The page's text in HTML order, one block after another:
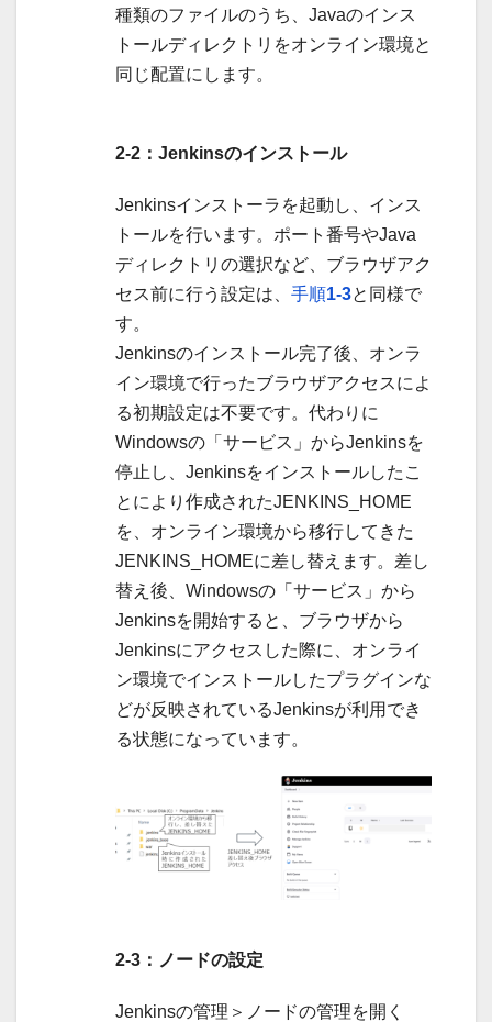
種類のファイルのうち、Javaのインス
トールディレクトリをオンライン環境と
同じ配置にします。
2-2：Jenkinsのインストール
Jenkinsインストーラを起動し、インス
トールを行います。ポート番号やJava
ディレクトリの選択など、ブラウザアク
セス前に行う設定は、 手順1-3と同様で
す。
Jenkinsのインストール完了後、オンラ
イン環境で行ったブラウザアクセスによ
る初期設定は不要です。代わりに
Windowsの「サービス」からJenkinsを
停止し、Jenkinsをインストールしたこ
とにより作成されたJENKINS_HOME
を、オンライン環境から移行してきた
JENKINS_HOMEに差し替えます。差し
替え後、Windowsの「サービス」から
Jenkinsを開始すると、ブラウザから
Jenkinsにアクセスした際に、オンライ
ン環境でインストールしたプラグインな
どが反映されているJenkinsが利用でき
る状態になっています。
2-3：ノードの設定
Jenkinsの管理＞ノードの管理を開く